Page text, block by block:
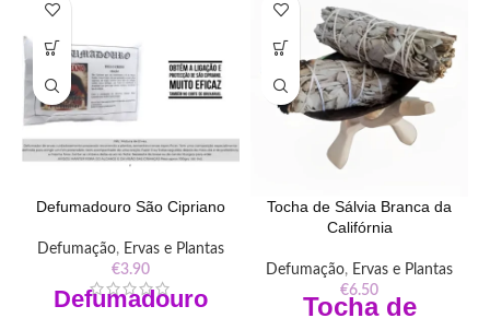
Defumadouro São Cipriano
Defumação, Ervas e Plantas
€3.90
Defumadouro
Tocha de Sálvia Branca da
Califórnia
Defumação, Ervas e Plantas
€6.50
Tocha de